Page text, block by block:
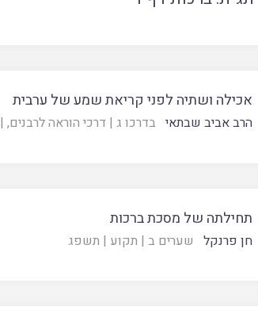
אכילה ושתיה לפני קריאת שמע של ערבית
הרב אביב שבתאי בדרכו ג | דרכי הוראה לרבנים, |
תחילתה של מסכת ברכות
חן פרנקל שערים ב | תקוע | תשפג